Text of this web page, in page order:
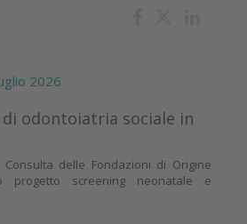
2026
odontoiatria sociale in
delle Fondazioni di Origine
progetto screening neonatale e